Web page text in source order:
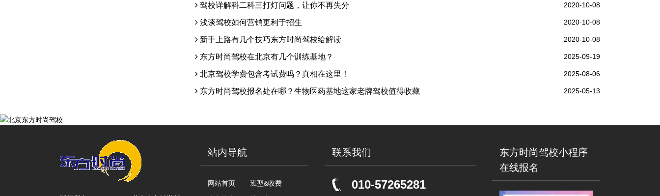
驾校详解科二科三打灯问题，让你不再失分 2020-10-08
浅谈驾校如何营销更利于招生 2020-10-08
新手上路有几个技巧东方时尚驾校给解读 2020-10-08
东方时尚驾校在北京有几个训练基地？ 2025-09-19
北京驾校学费包含考试费吗？真相在这里！ 2025-08-06
东方时尚驾校报名处在哪？生物医药基地这家老牌驾校值得收藏 2025-05-13
站内导航
网站首页
班型&收费
联系我们
010-57265281
东方时尚驾校小程序
在线报名